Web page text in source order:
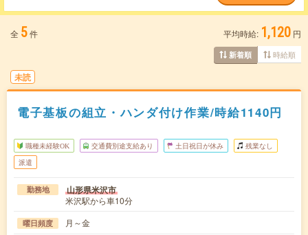
全 5件 平均時給: 1,120 円
新着順 時給順
未読
電子基板の組立・ハンダ付け作業/時給1140円
職種未経験OK 交通費別途支給あり 土日祝日が休み 残業なし
派遣
勤務地 山形県米沢市
米沢駅から車10分
曜日頻度 月～金